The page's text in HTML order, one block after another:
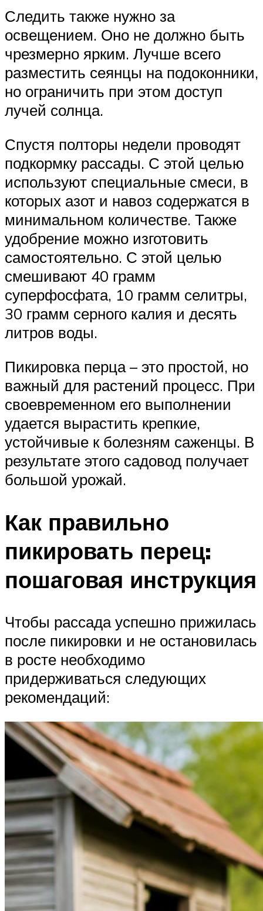
Следить также нужно за
освещением. Оно не должно быть
чрезмерно ярким. Лучше всего
разместить сеянцы на подоконники,
но ограничить при этом доступ
лучей солнца.
Спустя полторы недели проводят
подкормку рассады. С этой целью
используют специальные смеси, в
которых азот и навоз содержатся в
минимальном количестве. Также
удобрение можно изготовить
самостоятельно. С этой целью
смешивают 40 грамм
суперфосфата, 10 грамм селитры,
30 грамм серного калия и десять
литров воды.
Пикировка перца – это простой, но
важный для растений процесс. При
своевременном его выполнении
удается вырастить крепкие,
устойчивые к болезням саженцы. В
результате этого садовод получает
большой урожай.
Как правильно
пикировать перец:
пошаговая инструкция
Чтобы рассада успешно прижилась
после пикировки и не остановилась
в росте необходимо
придерживаться следующих
рекомендаций: